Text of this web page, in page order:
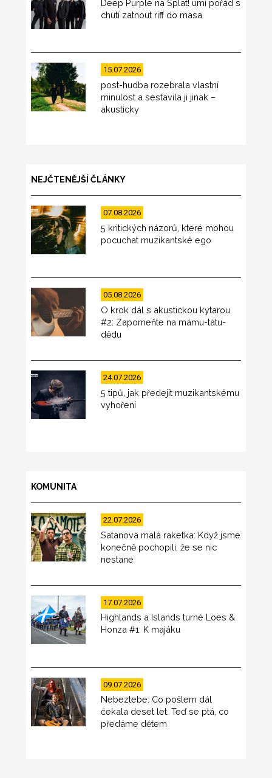
Deep Purple na Splat! umí pořád s
chutí zatnout riff do masa
15.07.2026
post-hudba rozebrala vlastní
minulost a sestavila ji jinak –
akusticky
NEJČTENĚJŠÍ ČLÁNKY
07.08.2026
5 kritických názorů, které mohou
pocuchat muzikantské ego
05.08.2026
O krok dál s akustickou kytarou
#2: Zapomeňte na mámu-tátu-
dědu
24.07.2026
5 tipů, jak předejít muzikantskému
vyhoření
KOMUNITA
22.07.2026
Satanova malá raketka: Když jsme
konečně pochopili, že se nic
nestane
17.07.2026
Highlands a Islands turné Loes &
Honza #1: K majáku
09.07.2026
Nebeztebe: Co pošlem dál
čekala deset let. Teď se ptá, co
předáme dětem